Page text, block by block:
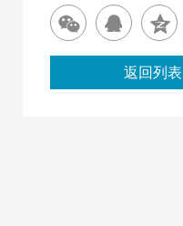
返回列表